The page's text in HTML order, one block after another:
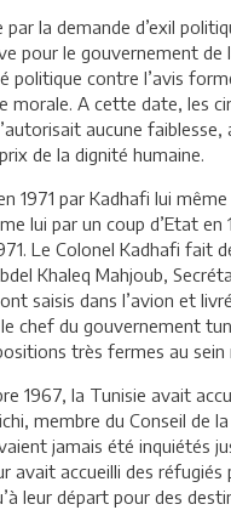
la demande d’exil
pour le gouvernement
politique contre l’avis
morale. A cette date, les
aucune
de la dignité humaine.
1971 par Kadhafi lui
lui par un coup d’Etat
Le Colonel Kadhafi
Khaleq Mahjoub,
saisis dans l’avion et
le chef du gouvernement
très fermes au
1967, la Tunisie avait
membre du Conseil de
jamais été inquiétés
avait accueilli des
leur départ pour des